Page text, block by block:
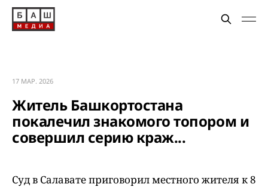
17 МАР. 2026
Житель Башкортостана
покалечил знакомого топором и
совершил серию краж...
Суд в Салавате приговорил местного жителя к 8